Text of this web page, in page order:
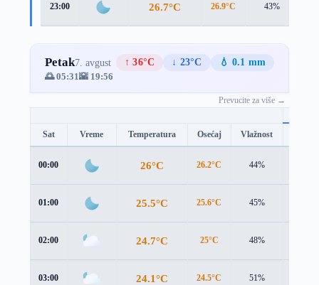
23:00 26.7°C 26.9°C 43%
Petak7. avgust ↑ 36°C ↓ 23°C
💧 0.1 mm
🌅 05:31🌇 19:56
Prevucite za više →
Sat Vreme Temperatura Osećaj Vlažnost
00:00 26°C 26.2°C 44%
01:00 25.5°C 25.6°C 45%
02:00 24.7°C 25°C 48%
03:00 24.1°C 24.5°C 51%